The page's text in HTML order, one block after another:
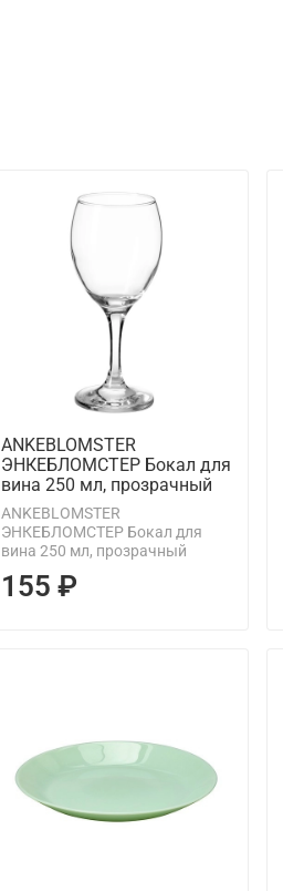
АNKEBLOMSTER
ЭНКЕБЛОМСТЕР Бокал для
вина 250 мл, прозрачный
АNKEBLOMSTER
ЭНКЕБЛОМСТЕР Бокал для
вина 250 мл, прозрачный
155 ₽